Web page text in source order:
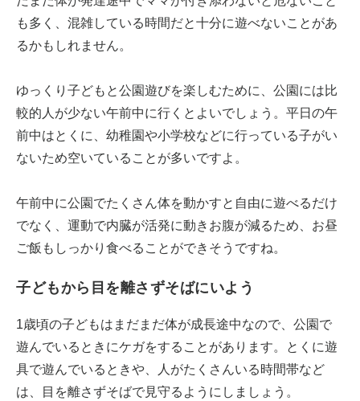
も多く、混雑している時間だと十分に遊べないことがあ
るかもしれません。
ゆっくり子どもと公園遊びを楽しむために、公園には比
較的人が少ない午前中に行くとよいでしょう。平日の午
前中はとくに、幼稚園や小学校などに行っている子がい
ないため空いていることが多いですよ。
午前中に公園でたくさん体を動かすと自由に遊べるだけ
でなく、運動で内臓が活発に動きお腹が減るため、お昼
ご飯もしっかり食べることができそうですね。
子どもから目を離さずそばにいよう
1歳頃の子どもはまだまだ体が成長途中なので、公園で
遊んでいるときにケガをすることがあります。とくに遊
具で遊んでいるときや、人がたくさんいる時間帯など
は、目を離さずそばで見守るようにしましょう。